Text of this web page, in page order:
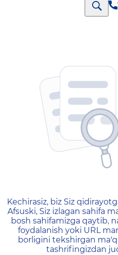
404 —
Kechirasiz, biz Siz
Afsuski, Siz izlagan sahifa
bosh sahifamizga qaytib,
foydalanish yoki URL
borligini tekshirgan
tashrifingizdan